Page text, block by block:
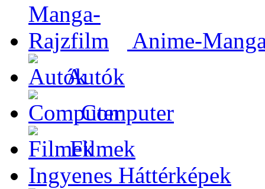
Anime-
Autók
Computer
Filmek
Ingyenes Háttérképek